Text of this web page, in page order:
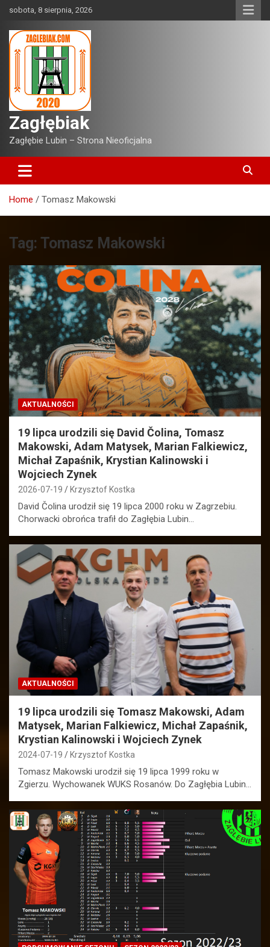
content
sobota, 8 sierpnia, 2026
Zagłębiak
Zagłębie Lubin – Strona Nieoficjalna
Home Tomasz Makowski
Tag: Tomasz Makowski
AKTUALNOŚCI
19 lipca urodzili się David Čolina, Tomasz
Makowski, Adam Matysek, Marian Falkiewicz,
Michał Zapaśnik, Krystian Kalinowski i
Wojciech Zynek
2026-07-19 Krzysztof Kostka
David Čolina urodził się 19 lipca 2000 roku w Zagrzebiu.
Chorwacki obrońca trafił do Zagłębia Lubin…
AKTUALNOŚCI
19 lipca urodzili się Tomasz Makowski, Adam
Matysek, Marian Falkiewicz, Michał Zapaśnik,
Krystian Kalinowski i Wojciech Zynek
2024-07-19 Krzysztof Kostka
Tomasz Makowski urodził się 19 lipca 1999 roku w
Zgierzu. Wychowanek WUKS Rosanów. Do Zagłębia Lubin…